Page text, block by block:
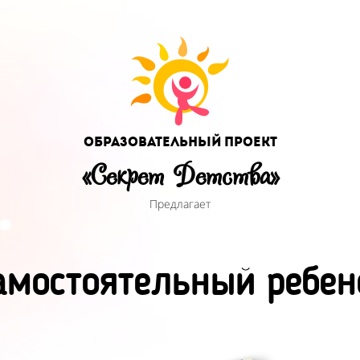
Образовательный проект
«Секрет Детства»
Предлагает